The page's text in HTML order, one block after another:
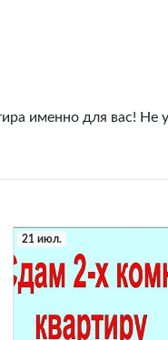
именно для вас! Не
21 июл.